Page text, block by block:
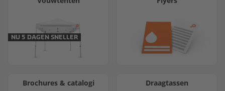
NU 5 DAGEN SNELLER
Brochures & catalogi Draagtassen